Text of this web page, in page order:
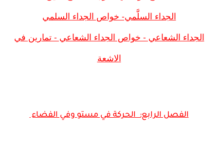
الجداء السلَّمي- خواص الجداء السلمي
الجداء الشعاعي - خواص الجداء الشعاعي - تمارين في
الاشعة
الفصل الرابع: الحركة في مستو وفي الفضاء